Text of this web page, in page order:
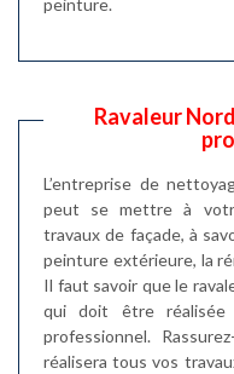
Ravaleur
L’entreprise de
peut se mettre à
travaux de façade, à
peinture extérieure, la
Il faut savoir que le
qui doit être
professionnel.
réalisera tous vos